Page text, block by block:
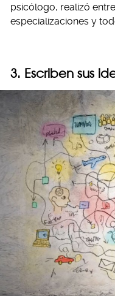
psicólogo, realizó
especializaciones y
3. Escriben sus